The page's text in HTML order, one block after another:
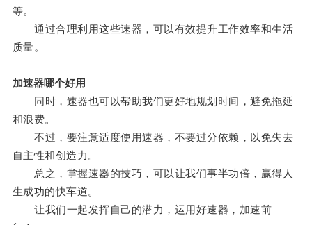
等。
通过合理利用这些速器，可以有效提升工作效率和生活
质量。
加速器哪个好用
同时，速器也可以帮助我们更好地规划时间，避免拖延
和浪费。
不过，要注意适度使用速器，不要过分依赖，以免失去
自主性和创造力。
总之，掌握速器的技巧，可以让我们事半功倍，赢得人
生成功的快车道。
让我们一起发挥自己的潜力，运用好速器，加速前